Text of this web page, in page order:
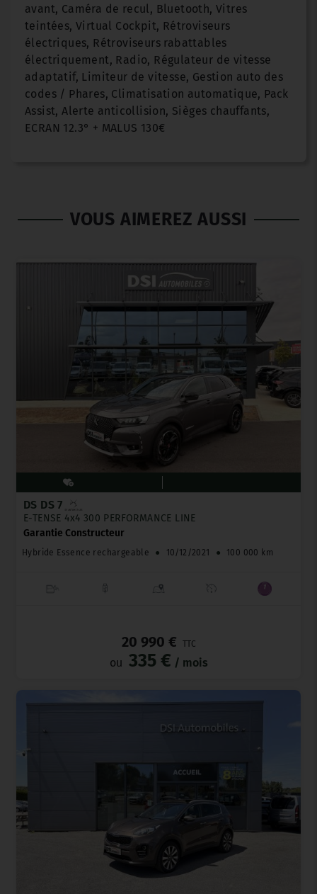
avant, Caméra de recul, Bluetooth, Vitres
teintées, Virtual Cockpit, Rétroviseurs
électriques, Rétroviseurs rabattables
électriquement, Radio, Régulateur de vitesse
adaptatif, Limiteur de vitesse, Gestion auto des
codes / Phares, Climatisation automatique, Pack
Assist, Alerte anticollision, Sièges chauffants,
ECRAN 12.3° + MALUS 130€
VOUS AIMEREZ AUSSI
DS DS 7
E-TENSE 4x4 300 PERFORMANCE LINE
Garantie Constructeur
Hybride Essence rechargeable ● 10/12/2021 ● 100 000 km
20 990 € TTC
ou 335 € / mois